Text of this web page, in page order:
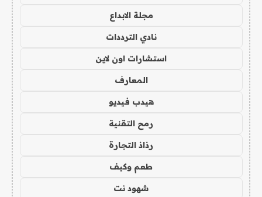
مجلة الابداع
نادي الترددات
استشارات اون لاين
المعارف
هيدب فيديو
رمح التقنية
رذاذ التجارة
طعم وكيف
شهود نت